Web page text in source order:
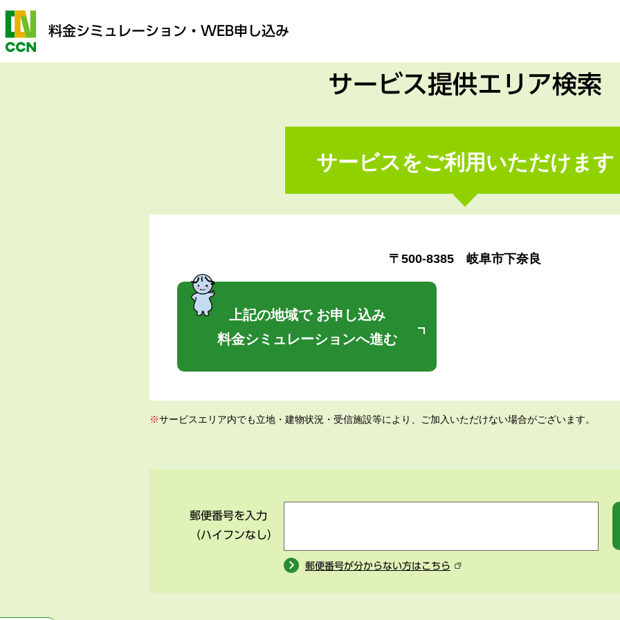
料金シミュレーション ・WEB申し込み
サービス提供エリア検索
サービスをご利用いただけます
〒500-8385 岐阜市下奈良
上記の地域で お申し込み
料金シミュレーションへ進む
※サービスエリア内でも立地・建物状況・受信施設等により、ご加入いただけない場合がございます。
郵便番号を入力
（ハイフンなし）
郵便番号が分からない方はこちら